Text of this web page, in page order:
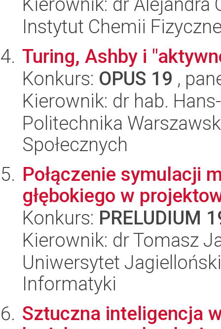
Instytut Chemii
Turing, Ashby i
Konkurs: OPUS 19 ,
Kierownik: dr hab.
Politechnika
Społecznych
Połączenie symulacji
głębokiego w
Konkurs: PRELUDIUM
Kierownik: dr Tomasz
Uniwersytet
Informatyki
Sztuczna inteligencja